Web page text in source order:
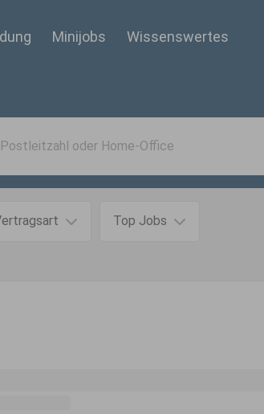
Minijobs Wissenswertes
Top Jobs